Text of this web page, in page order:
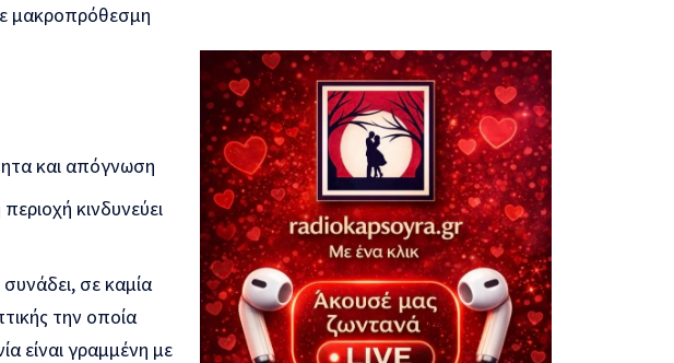
μακροπρόθεσμη
και απόγνωση
κινδυνεύει
σε καμία
την οποία
είναι γραμμένη με